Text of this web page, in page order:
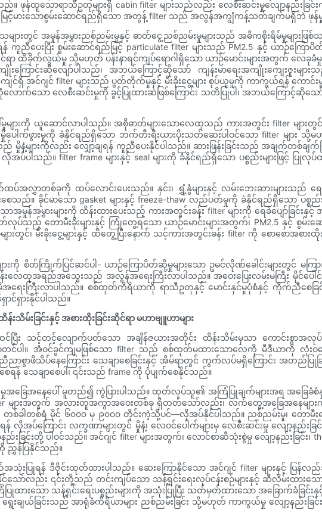
သည်။ ဖုန်ထူသောရာသီဥတုများရှိ cabin filter များသည်လည်း လေစီးဆင်းမှုလျော့နည်းခြ
ြင့်မားသောစွမ်းဆောင်ရည်ရှိသော အတွန့် filter သည် အလွန်အကျွံကန့်သတ်ချက်မရှိဘဲ ဖုန်မှု
းတွင် အမှုန်အမွှားညစ်ညမ်းမှုနှင့် ဓာတ်ငွေ့ညစ်ညမ်းမှုများသည် အဓိကစိုးရိမ်မှုများဖြစ်သ
န် ကူညီပေးပြီး စွမ်းဆောင်ရည်မြင့် particulate filter များသည် PM2.5 နှင့် ယာဉ်
ထိခိုက်လွယ်မှု သို့မဟုတ် ပန်းနာရင်ကျပ်ရောဂါရှိသော ယာဉ်မောင်းများအတွက် လေခုခံမှု
ြောင်းဆီလျော်ပါသည်၊ အဘယ်ကြောင့်ဆိုသော် ကျန်းမာရေးအကျိုးကျေးဇူးမျာ
ကျင်ရှိ အင်ဂျင် filter များသည် ပွတ်တိုက်မှုနှင့် မီးခိုးငွေ့များ စုပ်ယူမှုကို ကာကွယ်ရန် ကော
လောက်သော လေစီးဆင်းမှုကို ခွင့်ပြုထားဆဲဖြစ်ကြောင်း သတိပြုပါ၊ အဘယ်ကြောင့်ဆိုသ
ားကို ယူဆောင်လာပါသည်။ အစိုဓာတ်များသောလေထုသည် ကားအတွင်း filter များတွင် အ
။ မှိုပေါက်ဖွားမှုကို ခံနိုင်ရည်ရှိသော ဘက်တီးရီးယားပိုးသတ်ဆေးပါဝင်သော filter များ သို့မ
သည် မှိုနံ့များကိုလည်း လျှော့ချရန် ကူညီပေးနိုင်ပါသည်။ ဆားဖြန်းခြင်းသည် အချက်တစ်ခ
ါသည်။ filter frame များနှင့် seal များကို ခံနိုင်ရည်ရှိသော ပစ္စည်းများဖြင့် ပြုလုပ်ထ
ာတစ်ခုကို ထပ်လောင်းပေးသည်။ နှင်း၊ ရွှံ့နွံများနှင့် လမ်းဘေးဆားများသည် ရေတွင်ပ
သည်။ ခိုင်မာသော gasket များနှင့် freeze-thaw လည်ပတ်မှုကို ခံနိုင်ရည်ရှိသော ပစ္စည်း
အမွှားများကို ထိန်းထားပေးသည့် ကားအတွင်းခန်း filter များကို ရေခဲပျော်ခြင်းနှင့် အပူ
သည့် တောမီးခိုးများနှင့် ကြုံတွေ့ရသော ယာဉ်မောင်းများအတွက်၊ PM2.5 နှင့်
တွင်၊ မီးခိုးငွေ့များနှင့် ထိတွေ့ပြီးနောက် သင့်ကားအတွင်းခန်း filter ကို စောစောအစား
ကို စိတ်ကြိုက်ပြင်ဆင်ပါ- ယာဉ်ကြောပိတ်ဆို့မှုများသော ဥမင်လိုဏ်ခေါင်းများတွင် မက
းလေထုအရည်အသွေးသည် အလွန်အရေးကြီးလာပါသည်။ အဝေးပြေးလမ်းမကြီး မိုင်ပေါင်း
အရေးကြီးလာပါသည်။ စစ်ထုတ်ကိရိယာကို ရာသီဥတုနှင့် မောင်းနှင်မှုပုံစံနှင့် ကိုက်ညီစေခြ
င်ရှားနိုင်ပါသည်။
မ်းခြင်းနှင့် အစားထိုးခြင်းဆိုင်ရာ မဟာဗျူဟာများ
ြီး သင့်တင့်လျောက်ပတ်သော အချိန်ဇယားအတိုင်း ထိန်းသိမ်းမှသာ ကောင်းစွာ
င်ပါ။ အံဝင်ခွင်ကျမဖြစ်သော filter သည် စစ်ထုတ်မထားသောလေကို မီဒီယာကို လုံးဝ
ညာစွာဖိသိပ်နေကြောင်း သေချာစေခြင်းနှင့် အိမ်ရာတွင် ကွက်လပ်မရှိကြောင်း အတည်ပြုခ
စေရန် သေချာစေပါ၊ ၎င်းသည် frame ကို ပုံပျက်စေနိုင်သည်။
နှင်မှုအခြေအနေပေါ် မူတည်၍ ကွဲပြားပါသည်။ ထုတ်လုပ်သူ၏ အကြံပြုချက်များအရ အခြေခံ
များအတွက် အလားတူအကွာအဝေးတစ်ခု ရှိတတ်သော်လည်း၊ လက်တွေ့အခြေအနေမျ
ျား၊ တစ်ခါတစ်ရံ မိုင် ၆၀၀၀ မှ ၉၀၀၀ တိုင်းကဲ့သို့ပင်—လိုအပ်နိုင်ပါသည်။ ညစ်ညမ်းမှု၊
န် လိုအပ်ကြောင်း လက္ခဏာများတွင် မှိုနံ့၊ လေဝင်ပေါက်များမှ လေစီးဆင်းမှု လျော့နည်းခြ
နည်းခြင်းတို့ ပါဝင်သည်။ အင်ဂျင် filter များအတွက်၊ လောင်စာဆီသုံးစွဲမှု လျော့နည်းခြ
ညွှန်ပြနိုင်သည်။
အသုံးပြုရန် ဒီဇိုင်းထုတ်ထားပါသည်။ ဆေးကြောနိုင်သော အင်ဂျင် filter များနှင့် ပြန်
င်သော်လည်း ၎င်းတို့သည် တင်းကျပ်သော သန့်ရှင်းရေးလုပ်ငန်းစဉ်များနှင့် ဆီလိမ်းထားသ
သော သန့်ရှင်းရေးပစ္စည်းများကို အသုံးပြုပြီး သတ်မှတ်ထားသော အခြောက်ခံခြင်း
ေးချယ်ခြင်းသည် အာရုံခံကိရိယာများ ညစ်ညမ်းခြင်း သို့မဟုတ် ကာကွယ်မှု လျော့နည်းခြင်